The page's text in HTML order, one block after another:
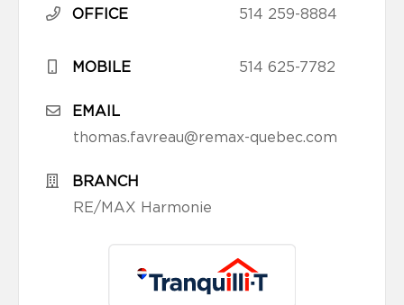
OFFICE 514 259-8884
MOBILE 514 625-7782
EMAIL
thomas.favreau@remax-quebec.com
BRANCH
RE/MAX Harmonie